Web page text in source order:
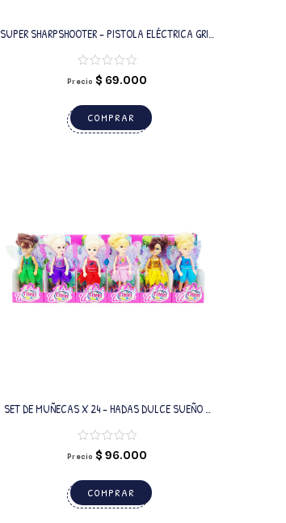
SUPER SHARPSHOOTER – PISTOLA ELÉCTRICA GRIS
CON BALINES DE GEL
Precio $ 69.000
COMPRAR
SET DE MUÑECAS X 24 – HADAS DULCE SUEÑO 6
MOTIVOS
Precio $96.000
COMPRAR